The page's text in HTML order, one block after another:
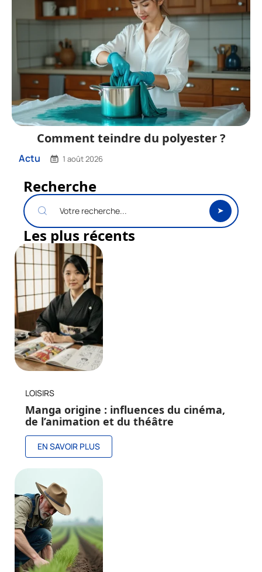
Comment teindre du polyester ?
Actu 1 août 2026
Recherche
Les plus récents
LOISIRS
Manga origine : influences du cinéma,
de l’animation et du théâtre
EN SAVOIR PLUS